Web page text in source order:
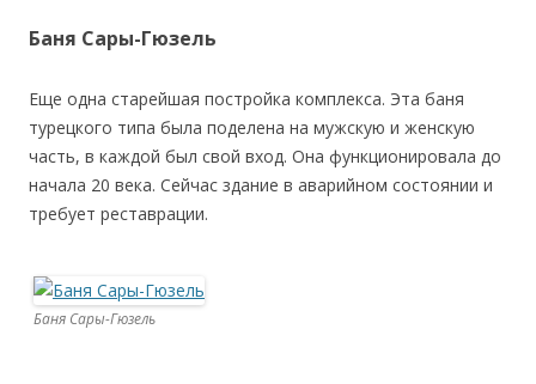
Баня Сары-Гюзель
Еще одна старейшая постройка комплекса. Эта баня
турецкого типа была поделена на мужскую и женскую
часть, в каждой был свой вход. Она функционировала до
начала 20 века. Сейчас здание в аварийном состоянии и
требует реставрации.
Баня Сары-Гюзель